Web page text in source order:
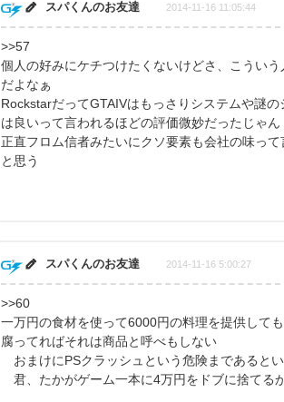
スパくんのお友達 2014-11-16 11:05:44
>>57
個人の好みにケチつけたくないけどさ、こうい
だよなぁ
RockstarだってGTAIVはもっさりシステムや謎
は良いって言われるほどの評価微妙だったじゃん
正直フロム信者みたいにクソ要素も会社の味っ
と思う
スパくんのお友達 2014-11-16 5:00:27
>>60
一万円の食材を使って6000円の料理を提供し
腐ってればそれは商品と呼べもしない
おまけにPSクラッシュという危険まであるとい
君、たかがゲーム一本に4万円をドブに捨